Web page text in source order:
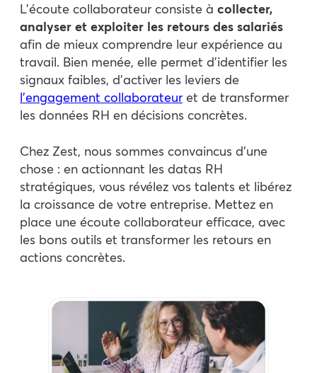
L’écoute collaborateur consiste à collecter,
analyser et exploiter les retours des salariés
afin de mieux comprendre leur expérience au
travail. Bien menée, elle permet d’identifier les
signaux faibles, d’activer les leviers de
l’engagement collaborateur et de transformer
les données RH en décisions concrètes.
Chez Zest, nous sommes convaincus d’une
chose : en actionnant les datas RH
stratégiques, vous révélez vos talents et libérez
la croissance de votre entreprise. Mettez en
place une écoute collaborateur efficace, avec
les bons outils et transformer les retours en
actions concrètes.